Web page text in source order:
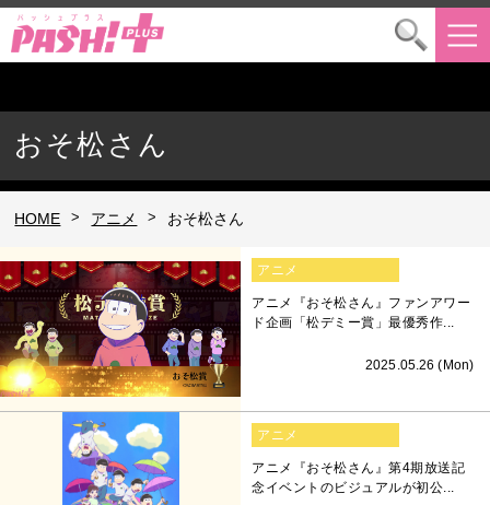
おそ松さん
HOME > アニメ > おそ松さん
アニメ
アニメ『おそ松さん』ファンアワー
ド企画「松デミー賞」最優秀作...
2025.05.26 (Mon)
アニメ
アニメ『おそ松さん』第4期放送記
念イベントのビジュアルが初公...